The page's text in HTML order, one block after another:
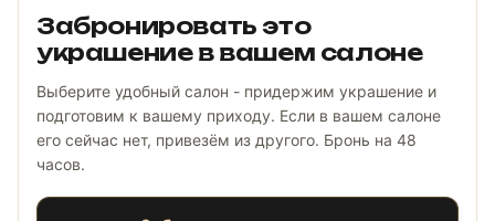
Забронировать это
украшение в вашем салоне
Выберите удобный салон - придержим украшение и
подготовим к вашему приходу. Если в вашем салоне
его сейчас нет, привезём из другого. Бронь на 48
часов.